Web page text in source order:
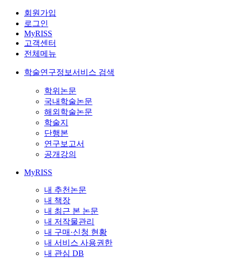
회원가입
로그인
MyRISS
고객센터
전체메뉴
학술연구정보서비스 검색
학위논문
국내학술논문
해외학술논문
학술지
단행본
연구보고서
공개강의
MyRISS
내 추천논문
내 책장
내 최근 본 논문
내 저작물관리
내 구매·신청 현황
내 서비스 사용권한
내 관심 DB